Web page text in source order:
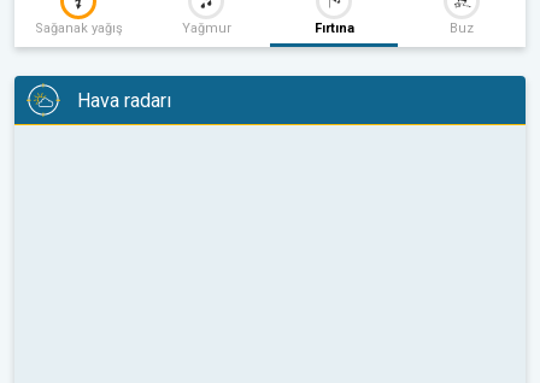
Sağanak yağış Yağmur Fırtına Buz
Hava radarı